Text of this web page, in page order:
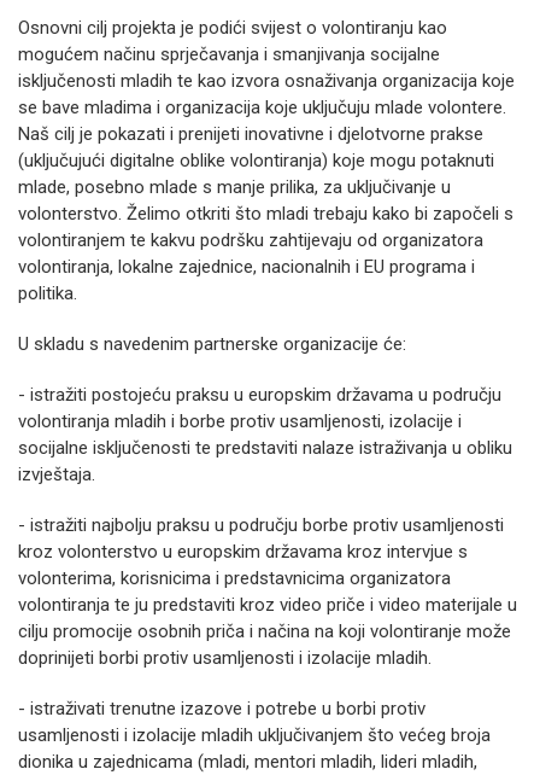
Osnovni cilj projekta je podići svijest o volontiranju kao
mogućem načinu sprječavanja i smanjivanja socijalne
isključenosti mladih te kao izvora osnaživanja organizacija koje
se bave mladima i organizacija koje uključuju mlade volontere.
Naš cilj je pokazati i prenijeti inovativne i djelotvorne prakse
(uključujući digitalne oblike volontiranja) koje mogu potaknuti
mlade, posebno mlade s manje prilika, za uključivanje u
volonterstvo. Želimo otkriti što mladi trebaju kako bi započeli s
volontiranjem te kakvu podršku zahtijevaju od organizatora
volontiranja, lokalne zajednice, nacionalnih i EU programa i
politika.
U skladu s navedenim partnerske organizacije će:
- istražiti postojeću praksu u europskim državama u području
volontiranja mladih i borbe protiv usamljenosti, izolacije i
socijalne isključenosti te predstaviti nalaze istraživanja u obliku
izvještaja.
- istražiti najbolju praksu u području borbe protiv usamljenosti
kroz volonterstvo u europskim državama kroz intervjue s
volonterima, korisnicima i predstavnicima organizatora
volontiranja te ju predstaviti kroz video priče i video materijale u
cilju promocije osobnih priča i načina na koji volontiranje može
doprinijeti borbi protiv usamljenosti i izolacije mladih.
- istraživati trenutne izazove i potrebe u borbi protiv
usamljenosti i izolacije mladih uključivanjem što većeg broja
dionika u zajednicama (mladi, mentori mladih, lideri mladih,